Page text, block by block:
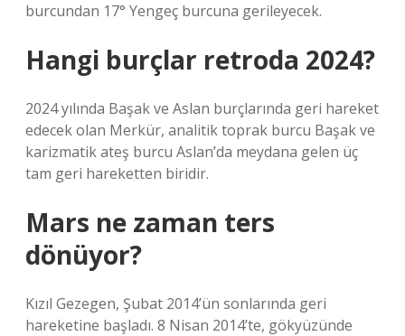
burcundan 17° Yengeç burcuna gerileyecek.
Hangi burçlar retroda 2024?
2024 yılında Başak ve Aslan burçlarında geri hareket
edecek olan Merkür, analitik toprak burcu Başak ve
karizmatik ateş burcu Aslan’da meydana gelen üç
tam geri hareketten biridir.
Mars ne zaman ters
dönüyor?
Kızıl Gezegen, Şubat 2014’ün sonlarında geri
hareketine başladı. 8 Nisan 2014’te, gökyüzünde